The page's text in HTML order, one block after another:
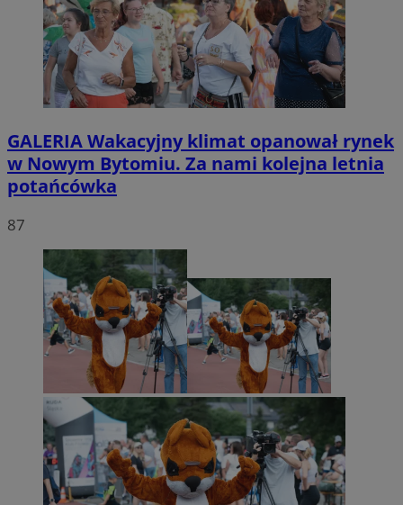
GALERIAWakacyjny klimat opanował rynek
w Nowym Bytomiu. Za nami kolejna letnia
potańcówka
87